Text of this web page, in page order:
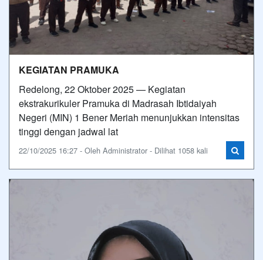
KEGIATAN PRAMUKA
Redelong, 22 Oktober 2025 — Kegiatan
ekstrakurikuler Pramuka di Madrasah Ibtidaiyah
Negeri (MIN) 1 Bener Meriah menunjukkan intensitas
tinggi dengan jadwal lat
22/10/2025 16:27 - Oleh Administrator - Dilihat 1058 kali